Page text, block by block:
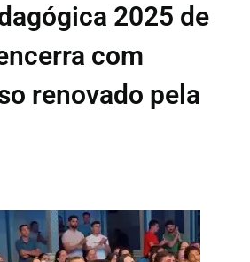
2025 de
com
renovado pela